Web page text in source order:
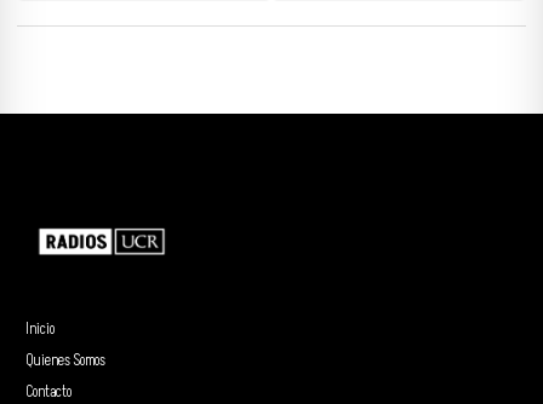
Inicio
Quienes Somos
Contacto